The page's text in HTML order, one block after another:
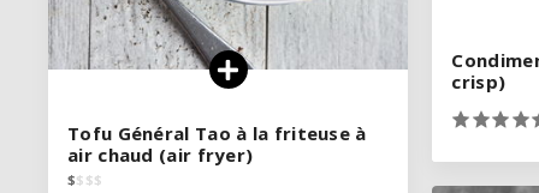
crisp)
crisp)
Tofu Général Tao à la friteuse à
air chaud (air fryer)
$$ $$
Tofu Général Tao à la friteuse à
air chaud (air fryer)
$$ $$